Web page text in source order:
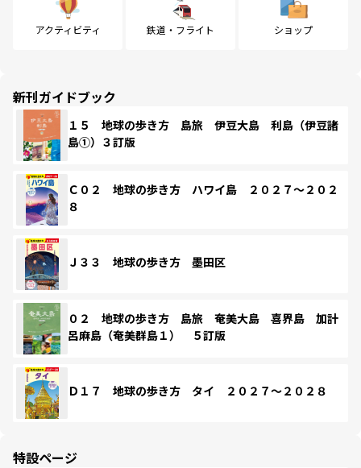
アクティビティ 鉄道・フライト ショップ
新刊ガイドブック
１５ 地球の歩き方 島旅 伊豆大島 利島（伊豆諸
島①）３訂版
Ｃ０２ 地球の歩き方 ハワイ島 ２０２７～２０２
８
Ｊ３３ 地球の歩き方 墨田区
０２ 地球の歩き方 島旅 奄美大島 喜界島 加計
呂麻島（奄美群島１） ５訂版
Ｄ１７ 地球の歩き方 タイ ２０２７～２０２８
特設ページ